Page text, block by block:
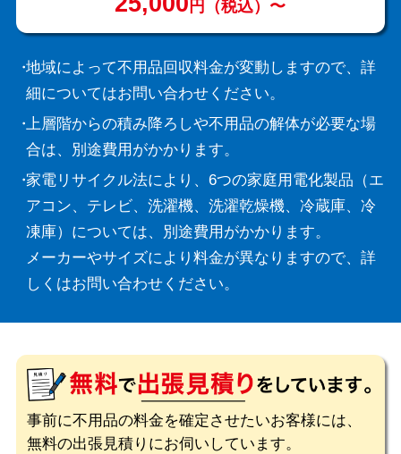
円（税込）〜
地域によって不用品回収料金が変動しますので、詳
細についてはお問い合わせください。
上層階からの積み降ろしや不用品の解体が必要な場
合は、別途費用がかかります。
家電リサイクル法により、6つの家庭用電化製品（エ
アコン、テレビ、洗濯機、洗濯乾燥機、冷蔵庫、冷
凍庫）については、別途費用がかかります。
メーカーやサイズにより料金が異なりますので、詳
しくはお問い合わせください。
事前に不用品の料金を確定させたいお客様には、
無料の出張見積りにお伺いしています。